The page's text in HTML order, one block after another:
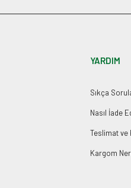
YARDIM
Sıkça
Nasıl İade
Teslimat ve
Kargom